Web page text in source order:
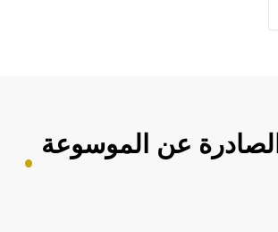
عن الموسوعة